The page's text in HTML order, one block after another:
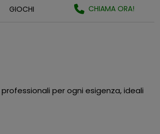
GIOCHI CHIAMA ORA!
per ogni esigenza, ideali